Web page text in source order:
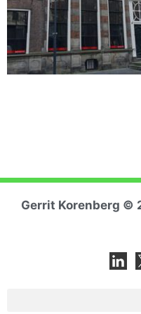
Gerrit Korenberg ©